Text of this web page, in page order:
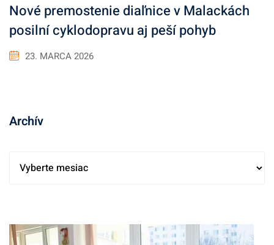
Nové premostenie diaľnice v Malackách
posilní cyklodopravu aj peší pohyb
23. MARCA 2026
Archív
í
v